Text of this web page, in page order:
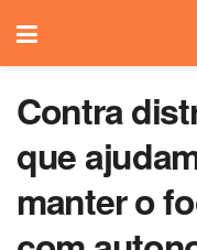
Contra
que
manter o